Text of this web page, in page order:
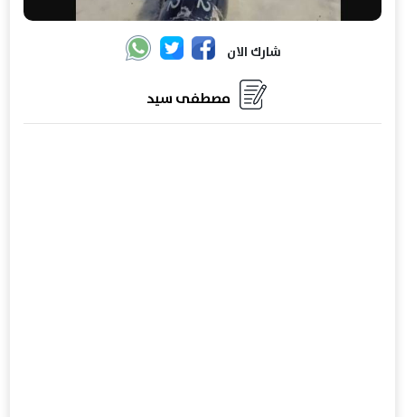
شارك الان
مصطفى سيد